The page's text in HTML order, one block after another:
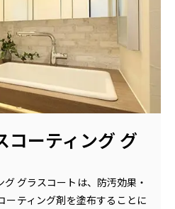
コーティング グ
グラスコートは、防汚効果・
ーティング剤を塗布することに